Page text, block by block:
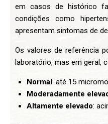
em casos de histórico
condições como
apresentam sintomas de
Os valores de referência
laboratório, mas em geral,
Normal : até 15
Moderadamente
Altamente elevado: